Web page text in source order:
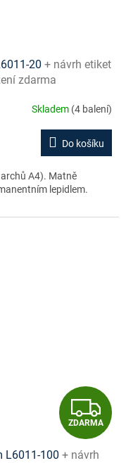
20 + návrh etiket
zdarma
Skladem (4 balení)
Do košíku
A4). Matně
lepidlem.
Z
D
ZDARMA
L6011-100 + návrh